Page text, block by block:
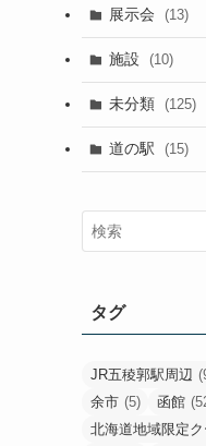
展示会 (13)
施設 (10)
未分類 (125)
道の駅 (15)
タグ
JR五稜郭駅周辺
余市 (5) 函館
北海道地域限定